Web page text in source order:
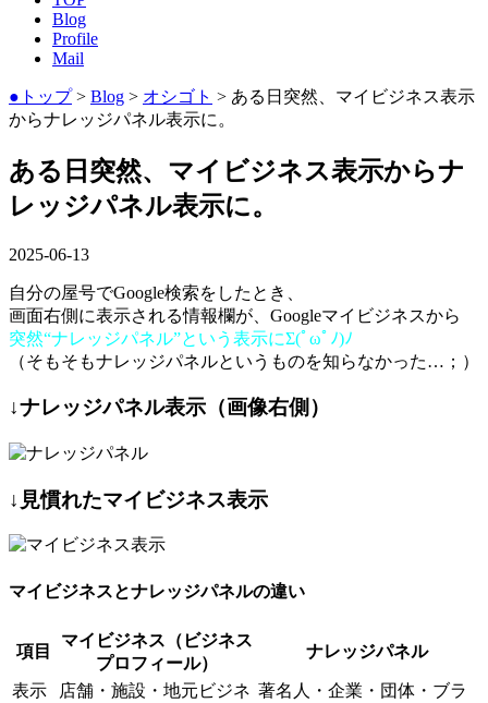
Blog
Profile
Mail
●トップ> Blog > オシゴト > ある日突然、マイビジネス表示
からナレッジパネル表示に。
ある日突然、マイビジネス表示からナ
レッジパネル表示に。
2025-06-13
自分の屋号でGoogle検索をしたとき、
画面右側に表示される情報欄が、Googleマイビジネスから
突然“ナレッジパネル”という表示にΣ(ﾟωﾟﾉ)ﾉ
（そもそもナレッジパネルというものを知らなかった…；）
↓ナレッジパネル表示（画像右側）
↓見慣れたマイビジネス表示
マイビジネスとナレッジパネルの違い
項目
マイビジネス（ビジネス
プロフィール）
ナレッジパネル
表示
店舗・施設・地元ビジネ 著名人・企業・団体・ブラ